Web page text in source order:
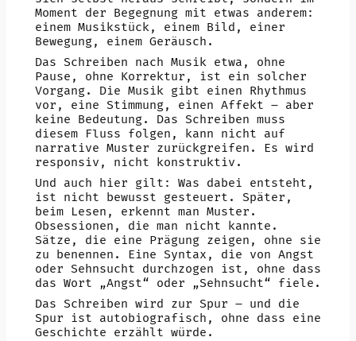
Moment der Begegnung mit etwas anderem:
einem Musikstück, einem Bild, einer
Bewegung, einem Geräusch.
Das Schreiben nach Musik etwa, ohne
Pause, ohne Korrektur, ist ein solcher
Vorgang. Die Musik gibt einen Rhythmus
vor, eine Stimmung, einen Affekt – aber
keine Bedeutung. Das Schreiben muss
diesem Fluss folgen, kann nicht auf
narrative Muster zurückgreifen. Es wird
responsiv, nicht konstruktiv.
Und auch hier gilt: Was dabei entsteht,
ist nicht bewusst gesteuert. Später,
beim Lesen, erkennt man Muster.
Obsessionen, die man nicht kannte.
Sätze, die eine Prägung zeigen, ohne sie
zu benennen. Eine Syntax, die von Angst
oder Sehnsucht durchzogen ist, ohne dass
das Wort „Angst“ oder „Sehnsucht“ fiele.
Das Schreiben wird zur Spur – und die
Spur ist autobiografisch, ohne dass eine
Geschichte erzählt würde.